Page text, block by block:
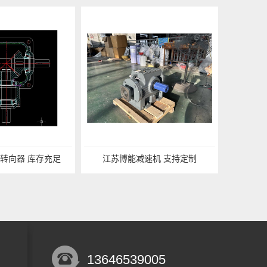
足 江苏博能减速机 支持定制
13646539005